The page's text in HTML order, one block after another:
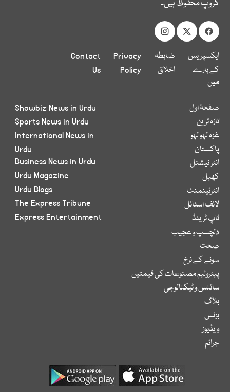
گروپ محفوظ ہیں۔
ایکسپریس
کے بارے
میں
ضابطہ
اخلاق
Privacy
Policy
Contact
Us
صفحۂ اول
تازہ ترین
غزہ لہو لہو
پاکستان
انٹر نیشنل
کھیل
انٹرٹینمنٹ
لائف اسٹائل
ٹاپ ٹرینڈ
دلچسپ و عجیب
صحت
سونے کے نرخ
پیٹرولیم مصنوعات کی قیمتیں
سائنس و ٹیکنالوجی
بلاگ
بزنس
ویڈیوز
جرائم
Showbiz News in Urdu
Sports News in Urdu
International News in
Urdu
Business News in Urdu
Urdu Magazine
Urdu Blogs
The Express Tribune
Express Entertainment